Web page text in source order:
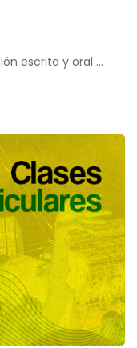
escrita y oral …